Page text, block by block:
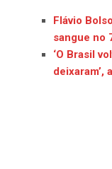
Flávio
sangue no
‘O Brasil
deixaram’,